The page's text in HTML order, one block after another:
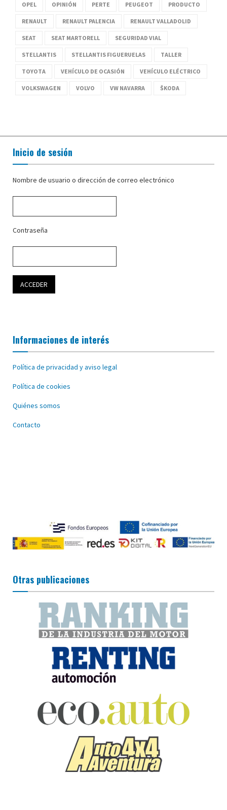
OPEL OPINIÓN PERTE PEUGEOT PRODUCTO
RENAULT RENAULT PALENCIA RENAULT VALLADOLID
SEAT SEAT MARTORELL SEGURIDAD VIAL
STELLANTIS STELLANTIS FIGUERUELAS TALLER
TOYOTA VEHÍCULO DE OCASIÓN VEHÍCULO ELÉCTRICO
VOLKSWAGEN VOLVO VW NAVARRA ŠKODA
Inicio de sesión
Nombre de usuario o dirección de correo electrónico
Contraseña
Informaciones de interés
Política de privacidad y aviso legal
Política de cookies
Quiénes somos
Contacto
Otras publicaciones